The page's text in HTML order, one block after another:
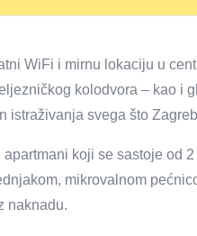
WiFi i mirnu lokaciju u
kolodvora – kao i
istraživanja svega što
koji se sastoje od
mikrovalnom
naknadu.